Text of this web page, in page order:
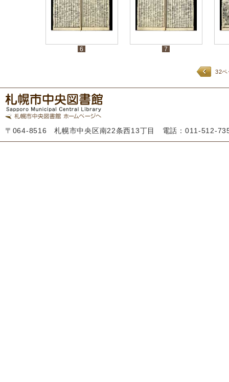
6 7
32ペ
〒064-8516 札幌市中央区南22条西13丁目 電話：011-512-